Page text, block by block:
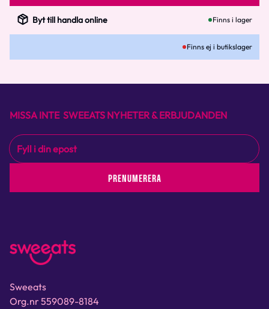
Byt till handla online Finns i lager
Finns ej i butikslager
MISSA INTE SWEEATS NYHETER & ERBJUDANDEN
PRENUMERERA
Sweeats
Org.nr 559089-8184